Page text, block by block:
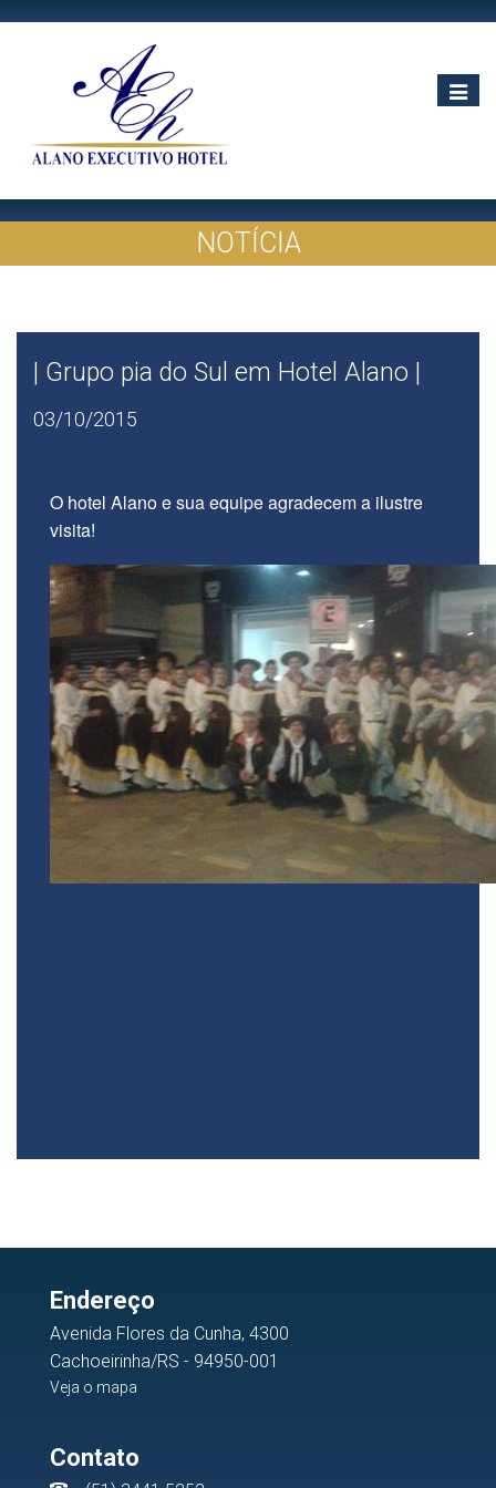
Toggle
NOTÍCIA
| Grupo pia do Sul em Hotel Alano |
03/10/2015
O hotel Alano e sua equipe agradecem a ilustre
visita!
Endereço
Avenida Flores da Cunha, 4300
Cachoeirinha/RS - 94950-001
Veja o mapa
Contato